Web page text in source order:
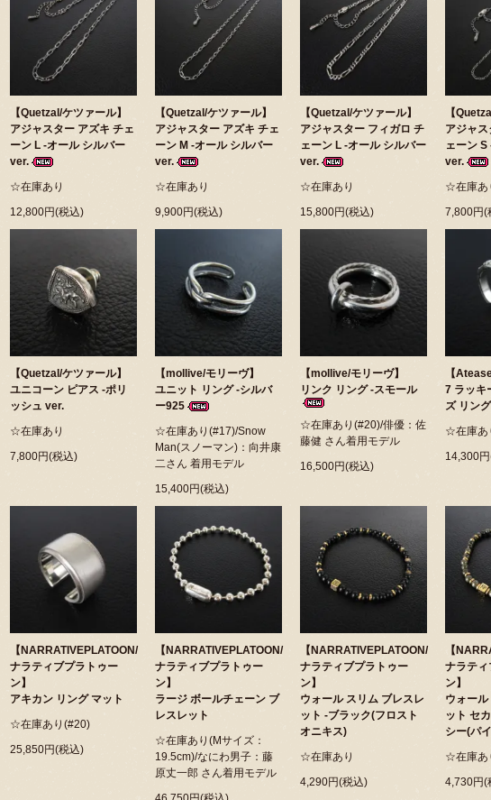
【Quetzal/ケツァール】
アジャスター アズキ チェ
ーン L -オール シルバー
ver.
☆在庫あり
12,800円(税込)
【Quetzal/ケツァール】
アジャスター アズキ チェ
ーン M -オール シルバー
ver.
☆在庫あり
9,900円(税込)
【Quetzal/ケツァール】
アジャスター フィガロ チ
ェーン L -オール シルバー
ver.
☆在庫あり
15,800円(税込)
【
アジャ
ェーン
ver.
☆在庫あ
7,800円(
【Quetzal/ケツァール】
ユニコーン ピアス -ポリ
ッシュ ver.
☆在庫あり
7,800円(税込)
【mollive/モリーヴ】
ユニット リング -シルバ
ー925
☆在庫あり(#17)/Snow
Man(スノーマン)：向井康
二さん 着用モデル
15,400円(税込)
【mollive/モリーヴ】
リンク リング -スモール
☆在庫あり(#20)/俳優：佐
藤健 さん着用モデル
16,500円(税込)
【
7 ラッキ
ズ リング
☆在庫あ
14,300
【NARRATIVEPLATOON/
ナラティブプラトゥー
ン】
アキカン リング マット
☆在庫あり(#20)
25,850円(税込)
【NARRATIVEPLATOON/
ナラティブプラトゥー
ン】
ラージ ボールチェーン ブ
レスレット
☆在庫あり(Mサイズ：
19.5cm)/なにわ男子：藤
原丈一郎 さん着用モデル
【NARRATIVEPLATOON/
ナラティブプラトゥー
ン】
ウォール スリム ブレスレ
ット -ブラック(フロスト
オニキス)
☆在庫あり
4,290円(税込)
【
ナラティ
ン】
ウォー
ット セ
シー(パ
☆在庫あ
4,730円(